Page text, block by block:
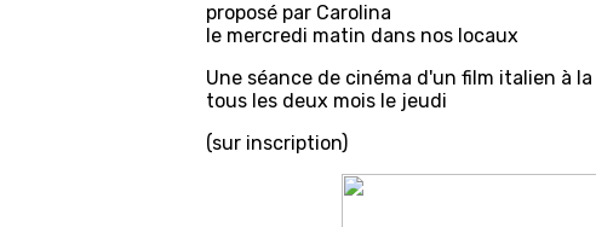
proposé par Carolina
le mercredi matin dans nos locaux
Une séance de cinéma d'un film italien à
tous les deux mois le jeudi
(sur inscription)